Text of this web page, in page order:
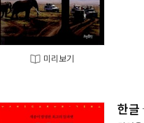
미리보기
한글